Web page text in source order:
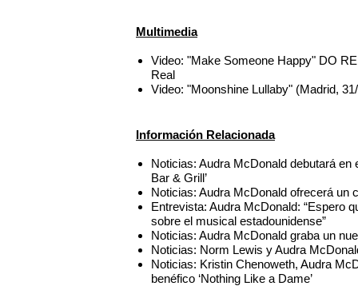
Multimedia
Video: "Make Someone Happy" DO
Real
Video: "Moonshine Lullaby" (Madrid,
Información Relacionada
Noticias: Audra McDonald debutará en
Bar & Grill’
Noticias: Audra McDonald ofrecerá un
Entrevista: Audra McDonald: “Espero
sobre el musical estadounidense”
Noticias: Audra McDonald graba un
Noticias: Norm Lewis y Audra
Noticias: Kristin Chenoweth, Audra
benéfico ‘Nothing Like a Dame’